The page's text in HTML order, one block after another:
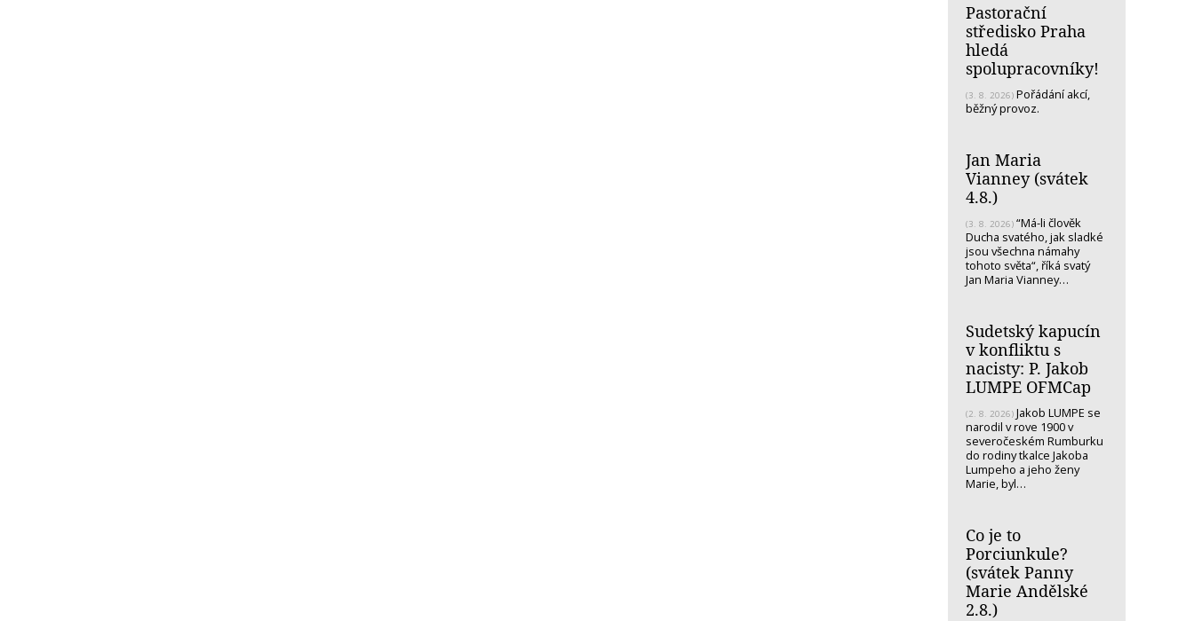
Pastorační
středisko Praha
hledá
spolupracovníky!
(3. 8. 2026) Pořádání akcí,
běžný provoz.
Jan Maria
Vianney (svátek
4.8.)
(3. 8. 2026) “Má-li člověk
Ducha svatého, jak sladké
jsou všechna námahy
tohoto světa“, říká svatý
Jan Maria Vianney…
Sudetský kapucín
v konfliktu s
nacisty: P. Jakob
LUMPE OFMCap
(2. 8. 2026) Jakob LUMPE se
narodil v rove 1900 v
severočeském Rumburku
do rodiny tkalce Jakoba
Lumpeho a jeho ženy
Marie, byl…
Co je to
Porciunkule?
(svátek Panny
Marie Andělské
2.8.)